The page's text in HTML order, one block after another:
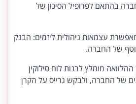
בהתאם לפרופיל הסיכון של
עצמאות ניהולית ליזמים: הבנק
של החברה.
ההלוואה מומלץ לבנות לוח סילוקין
של החברה, ולבקש גרייס על הקרן